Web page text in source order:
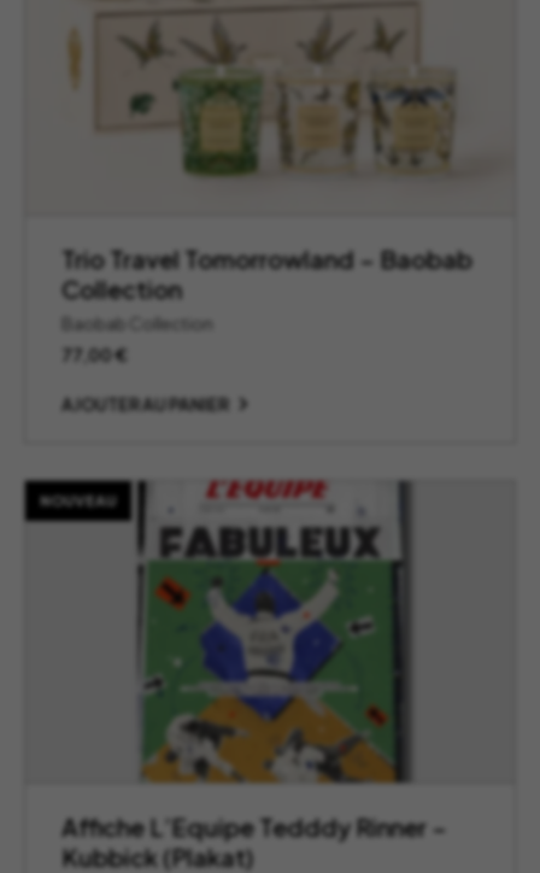
Trio Travel Tomorrowland – Baobab
Collection
Baobab Collection
77,00€
AJOUTER AU PANIER
NOUVEAU
Affiche L’Equipe Tedddy Rinner –
Kubbick (Plakat)